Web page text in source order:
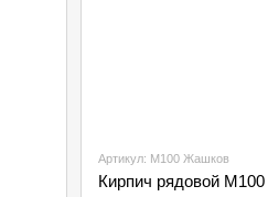
Артикул: М100 Жашков